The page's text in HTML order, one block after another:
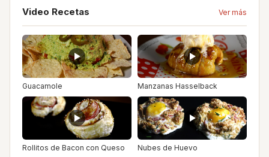
Video Recetas Ver más
Guacamole Manzanas Hasselback
Rollitos de Bacon con Queso Nubes de Huevo